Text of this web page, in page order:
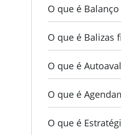
O que é
O que é Balizas
O que é
O que é
O que é